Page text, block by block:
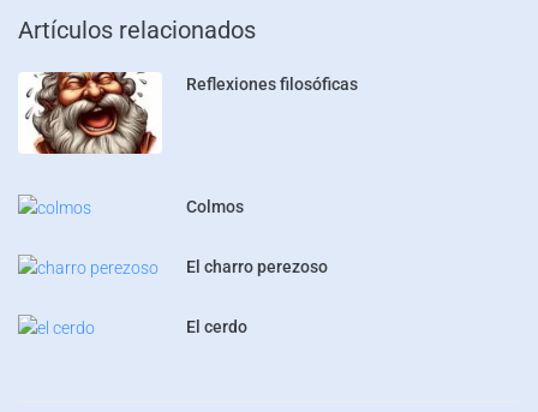
Artículos relacionados
Reflexiones filosóficas
Colmos
El charro perezoso
El cerdo